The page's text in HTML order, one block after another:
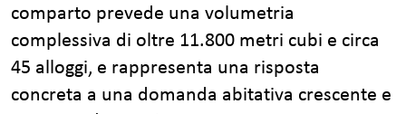
comparto prevede una volumetria
complessiva di oltre 11.800 metri cubi e circa
45 alloggi, e rappresenta una risposta
concreta a una domanda abitativa crescente e